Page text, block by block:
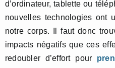
d’ordinateur, tablette ou
nouvelles technologies ont
notre corps. Il faut donc
impacts négatifs que ces
redoubler d’effort pour